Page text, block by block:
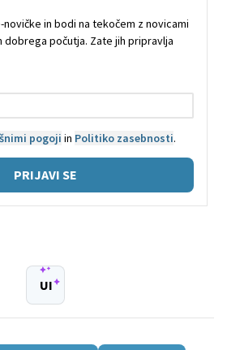
novičke in bodi na tekočem z novicami
dobrega počutja. Zate jih pripravlja
pogoji in Politiko zasebnosti.
PRIJAVI SE
UI